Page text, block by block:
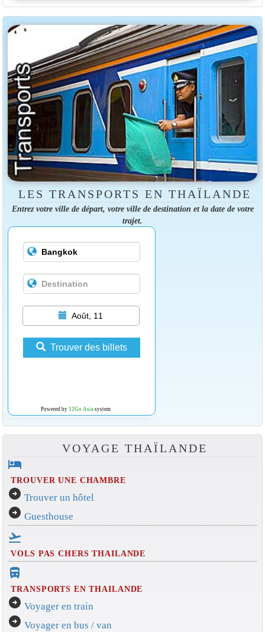
LES TRANSPORTS EN THAÏLANDE
Entrez votre ville de départ, votre ville de destination et la date de votre
trajet.
Août, 11
Trouver des billets
Powered by 12Go Asiasystem
VOYAGE THAÏLANDE
hotel
TROUVER UNE CHAMBRE
arrow_circle_right Trouver un hôtel
arrow_circle_right Guesthouse
flight_takeoff
VOLS PAS CHERS THAILANDE
directions_bus_filled
TRANSPORTS EN THAILANDE
arrow_circle_right Voyager en train
arrow_circle_right Voyager en bus / van